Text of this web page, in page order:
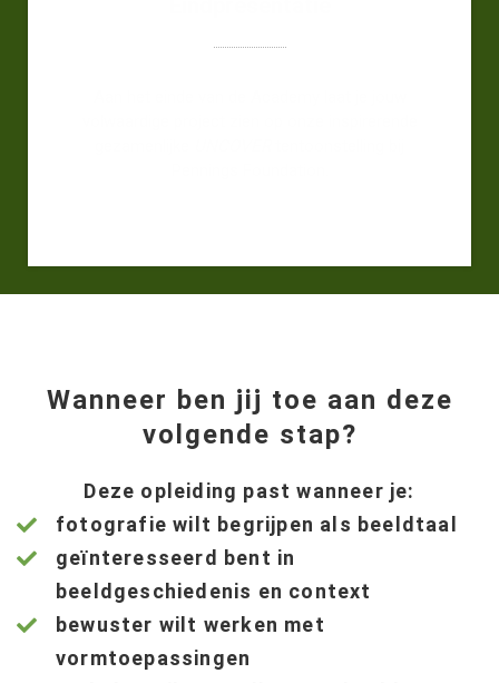
Wanneer ben jij toe aan deze
volgende stap?
Deze opleiding past wanneer je:
fotografie wilt begrijpen als beeldtaal
geïnteresseerd bent in
beeldgeschiedenis en context
bewuster wilt werken met
vormtoepassingen